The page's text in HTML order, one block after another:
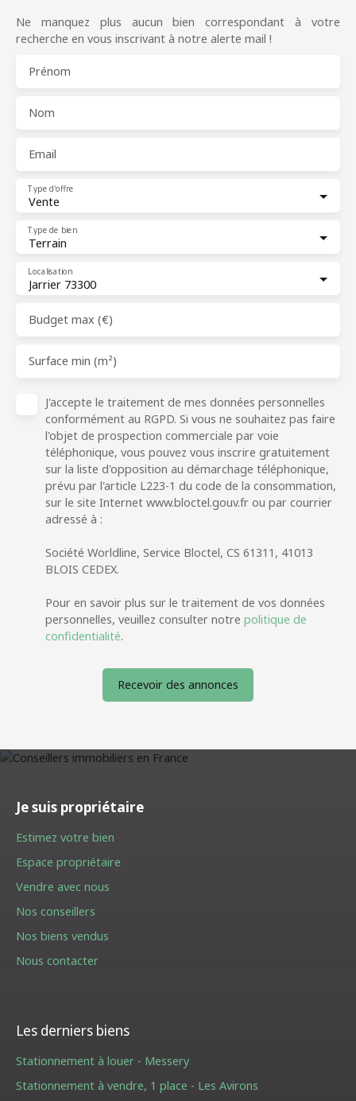
Ne manquez plus aucun bien correspondant à votre
recherche en vous inscrivant à notre alerte mail !
Prénom
Nom
Email
Vente
Type d'offre
Terrain
Type de bien
Jarrier 73300
Localisation
Budget max (€)
Surface min (m²)
J'accepte le traitement de mes données personnelles
conformément au RGPD. Si vous ne souhaitez pas faire
l'objet de prospection commerciale par voie
téléphonique, vous pouvez vous inscrire gratuitement
sur la liste d'opposition au démarchage téléphonique,
prévu par l'article L223-1 du code de la consommation,
sur le site Internet www.bloctel.gouv.fr ou par courrier
adressé à :
Société Worldline, Service Bloctel, CS 61311, 41013
BLOIS CEDEX.
Pour en savoir plus sur le traitement de vos données
personnelles, veuillez consulter notre politique de
confidentialité.
Recevoir des annonces
Je suis propriétaire
Estimez votre bien
Espace propriétaire
Vendre avec nous
Nos conseillers
Nos biens vendus
Nous contacter
Les derniers biens
Stationnement à louer - Messery
Stationnement à vendre, 1 place - Les Avirons